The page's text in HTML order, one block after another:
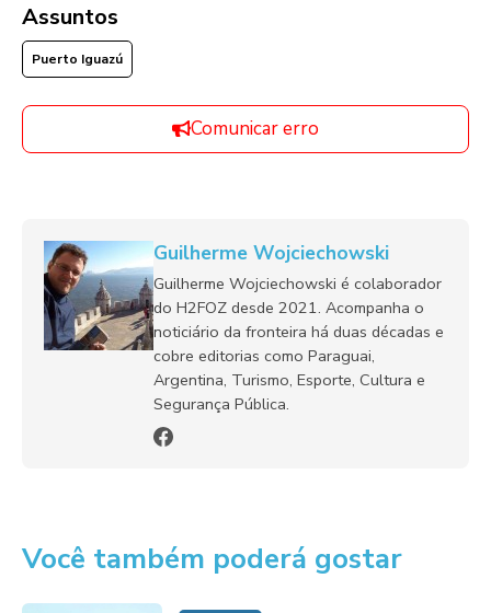
Assuntos
Puerto Iguazú
Comunicar erro
Guilherme Wojciechowski
Guilherme Wojciechowski é colaborador
do H2FOZ desde 2021. Acompanha o
noticiário da fronteira há duas décadas e
cobre editorias como Paraguai,
Argentina, Turismo, Esporte, Cultura e
Segurança Pública.
Você também poderá gostar